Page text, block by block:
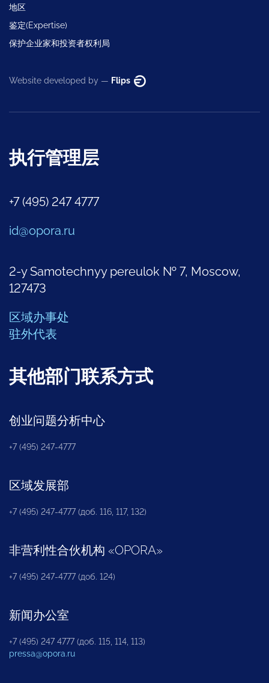
地区
鉴定(Expertise)
保护企业家和投资者权利局
Website developed by — Flips
执行管理层
+7 (495) 247 4777
id@opora.ru
2-y Samotechnyy pereulok № 7, Moscow,
127473
区域办事处
驻外代表
其他部门联系方式
创业问题分析中心
+7 (495) 247-4777
区域发展部
+7 (495) 247-4777 (доб. 116, 117, 132)
非营利性合伙机构 «OPORA»
+7 (495) 247-4777 (доб. 124)
新闻办公室
+7 (495) 247 4777 (доб. 115, 114, 113)
pressa@opora.ru